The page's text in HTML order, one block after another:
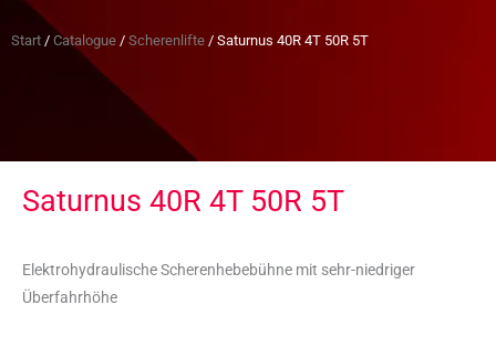
Start / Catalogue / Scherenlifte / Saturnus 40R 4T 50R 5T
Saturnus 40R 4T 50R 5T
Elektrohydraulische Scherenhebebühne mit sehr-niedriger
Überfahrhöhe